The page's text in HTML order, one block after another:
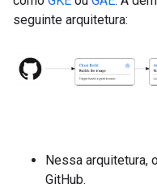
seguinte arquitetura:
Nessa arquitetura,
GitHub.